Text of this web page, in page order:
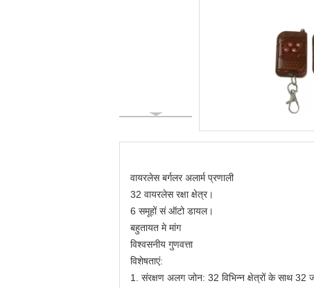
वायरलेस बर्गलर अलार्म प्रणाली
32 वायरलेस रक्षा क्षेत्र।
6 समूहों सं ऑटो डायल।
बहुतायत मे मांग
विश्वसनीय गुणवत्ता
विशेषताएं:
1. संरक्षण अलग जोन: 32 विभिन्न क्षेत्रों के साथ 32